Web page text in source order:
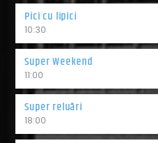
Pici cu lipici
10:30
Super Weekend
11:00
Super reluări
18:00